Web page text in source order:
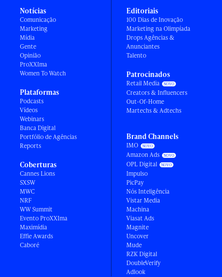
Notícias
Comunicação
Marketing
Mídia
Gente
Opinião
ProXXIma
Women To Watch
Plataformas
Podcasts
Vídeos
Webinars
Banca Digital
Portfólio de Agências
Reports
Coberturas
Cannes Lions
SXSW
MWC
NRF
WW Summit
Evento ProXXIma
Maximídia
Effie Awards
Caboré
Editoriais
100 Dias de Inovação
Marketing na Olimpíada
Drops Agências &
Anunciantes
Talento
Patrocinados
Retail Media
Creators & Influencers
Out-Of-Home
Martechs & Adtechs
Brand Channels
IMO
Amazon Ads
OPL Digital
Impulso
PicPay
Nós Inteligência
Vistar Media
Machina
Viasat Ads
Magnite
Uncover
Mude
RZK Digital
DoubleVerify
Adlook